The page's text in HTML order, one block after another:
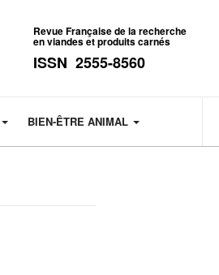
Revue Française de la recherche
en viandes et produits carnés
ISSN 2555-8560
BIEN-ÊTRE ANIMAL